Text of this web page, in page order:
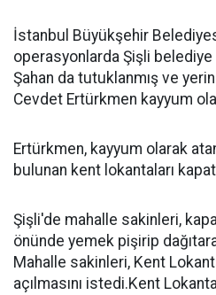
İstanbul Büyükşehir
operasyonlarda Şişli belediye
Şahan da tutuklanmış ve
Cevdet Ertürkmen kayyum
Ertürkmen, kayyum olarak
bulunan kent lokantaları
Şişli'de mahalle sakinleri,
önünde yemek pişirip
Mahalle sakinleri, Kent
açılmasını istedi.Kent